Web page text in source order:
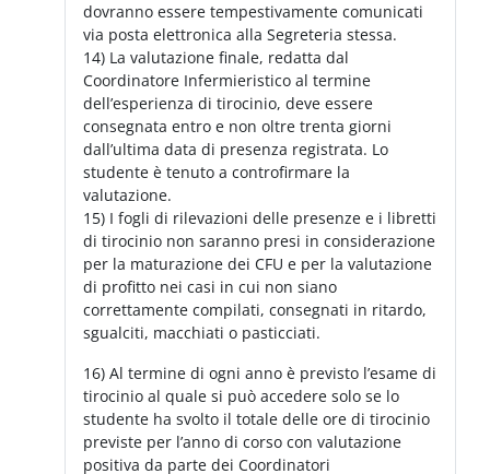
dovranno essere tempestivamente comunicati
via posta elettronica alla Segreteria stessa.
14) La valutazione finale, redatta dal
Coordinatore Infermieristico al termine
dell’esperienza di tirocinio, deve essere
consegnata entro e non oltre trenta giorni
dall’ultima data di presenza registrata. Lo
studente è tenuto a controfirmare la
valutazione.
15) I fogli di rilevazioni delle presenze e i libretti
di tirocinio non saranno presi in considerazione
per la maturazione dei CFU e per la valutazione
di profitto nei casi in cui non siano
correttamente compilati, consegnati in ritardo,
sgualciti, macchiati o pasticciati.
16) Al termine di ogni anno è previsto l’esame di
tirocinio al quale si può accedere solo se lo
studente ha svolto il totale delle ore di tirocinio
previste per l’anno di corso con valutazione
positiva da parte dei Coordinatori